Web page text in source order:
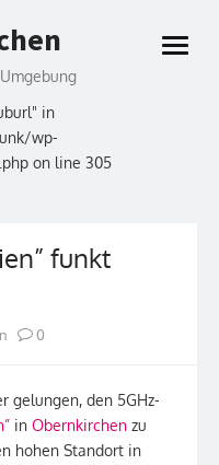
in
wp-
on line 305
open
funkt
0
gelungen, den 5GHz-
in Obernkirchen zu
hohen Standort in